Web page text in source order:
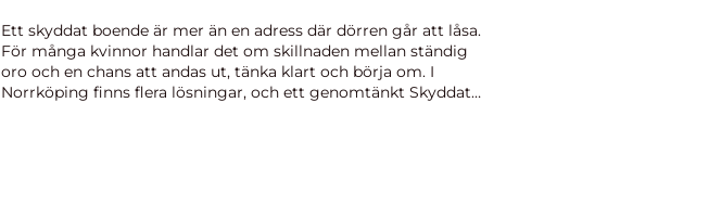
Ett skyddat boende är mer än en adress där dörren går att låsa.
För många kvinnor handlar det om skillnaden mellan ständig
oro och en chans att andas ut, tänka klart och börja om. I
Norrköping finns flera lösningar, och ett genomtänkt Skyddat